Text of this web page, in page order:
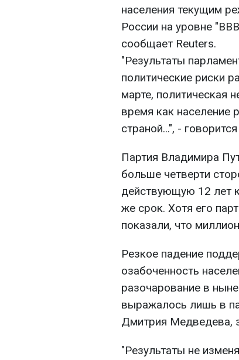
населения текущим
России на уровне
сообщает Reuters.
"Результаты
политические риски
марте, политическая
время как население
страной...", -
Партия Владимира
больше четверти
действующую 12 лет
же срок. Хотя его
показали, что
Резкое падение
озабоченность
разочарование в
выражалось лишь в
Дмитрия Медведева,
"Результаты не